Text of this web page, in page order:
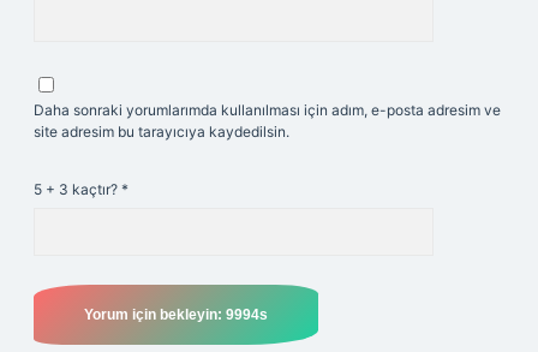
Daha sonraki yorumlarımda kullanılması için adım, e-posta adresim ve
site adresim bu tarayıcıya kaydedilsin.
5 + 3 kaçtır? *